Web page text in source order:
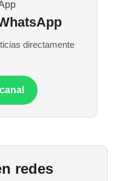
directamente
redes